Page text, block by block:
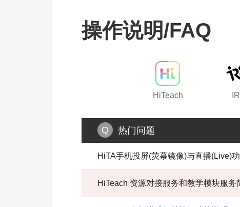
操作说明/FAQ
HiTeach
热门问题
HiTA手机投屏(荧幕镜像)与直播(Live)
HiTeach 资源对接服务和教学模块服